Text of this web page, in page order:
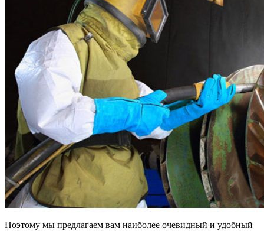
Поэтому мы предлагаем вам наиболее очевидный и удобный